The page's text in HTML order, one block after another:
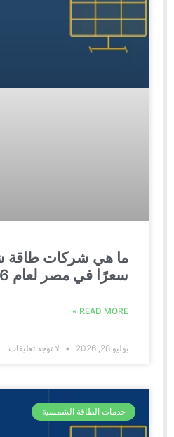
ما هي شركات طاقة
سعرًا في مصر لعام 2026-2027؟
READ MORE »
يوليو 28, 2026 لا توجد تعليقات
خدمات الطاقة الشمسية